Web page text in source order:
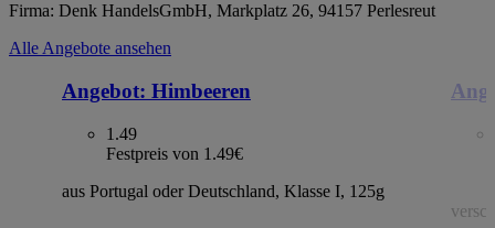
Firma: Denk HandelsGmbH, Markplatz 26, 94157 Perlesreut
Alle Angebote ansehen
Angebot: Himbeeren
1.49
Festpreis von 1.49€
aus Portugal oder Deutschland, Klasse I, 125g